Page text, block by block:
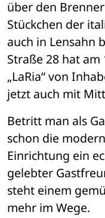
über den
Stückchen der
auch in Lensahn
Straße 28 hat
„LaRia“ von
jetzt auch mit
Betritt man als
schon die
Einrichtung ein
gelebter
steht einem
mehr im Wege.